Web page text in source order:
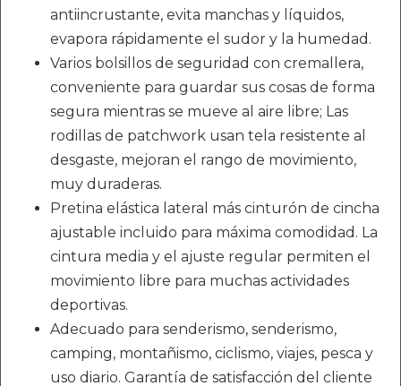
antiincrustante, evita manchas y líquidos,
evapora rápidamente el sudor y la humedad.
Varios bolsillos de seguridad con cremallera,
conveniente para guardar sus cosas de forma
segura mientras se mueve al aire libre; Las
rodillas de patchwork usan tela resistente al
desgaste, mejoran el rango de movimiento,
muy duraderas.
Pretina elástica lateral más cinturón de cincha
ajustable incluido para máxima comodidad. La
cintura media y el ajuste regular permiten el
movimiento libre para muchas actividades
deportivas.
Adecuado para senderismo, senderismo,
camping, montañismo, ciclismo, viajes, pesca y
uso diario. Garantía de satisfacción del cliente